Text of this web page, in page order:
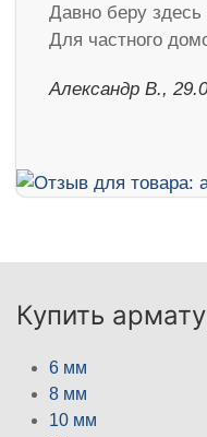
Давно беру здесь
Для частного
Александр В.,
Купить
6 мм
8 мм
10 мм